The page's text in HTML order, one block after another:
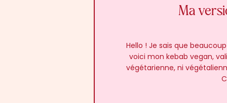
Ma
Hello ! Je sais que
voici mon kebab vegan,
végétarienne, ni